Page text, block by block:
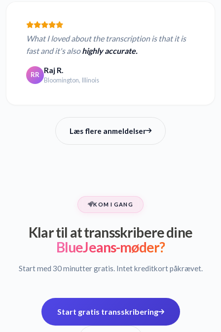
What I loved about the transcription is that it is
fast and it's alsohighly accurate.
RR Raj R.
Bloomington, Illinois
Læs flere anmeldelser
KOM I GANG
Klar til at transskribere dine
BlueJeans-møder?
Start med 30 minutter gratis. Intet kreditkort påkrævet.
Start gratis transskribering